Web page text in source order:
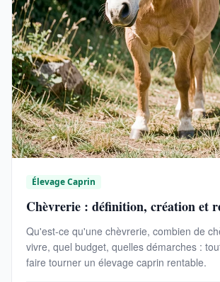
Élevage Caprin
Chèvrerie : définition, création et
Qu'est-ce qu'une chèvrerie, combien de
vivre, quel budget, quelles démarches :
faire tourner un élevage caprin rentable.